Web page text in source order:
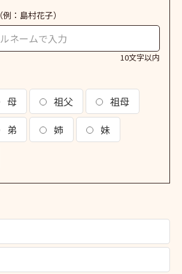
（例：島村花子）
10文字以内
母 祖父
祖母
弟 姉
妹